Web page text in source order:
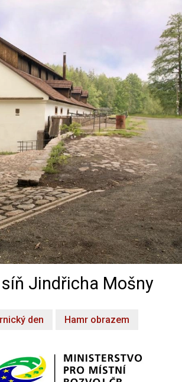
Jindřicha Mošny
den Hamr obrazem